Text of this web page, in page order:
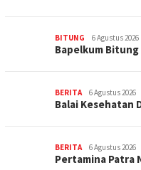
BITUNG 6 Agustus 2026
‎Bapelkum
BERITA 6 Agustus 2026
Balai Kesehatan
BERITA 6 Agustus 2026
Pertamina Patra